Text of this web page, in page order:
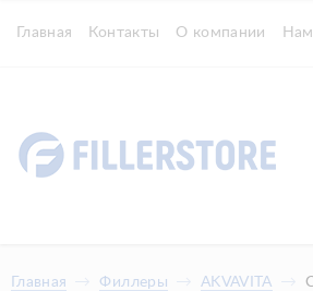
Главная Контакты О компании
Главная Филлеры AKVAVITA